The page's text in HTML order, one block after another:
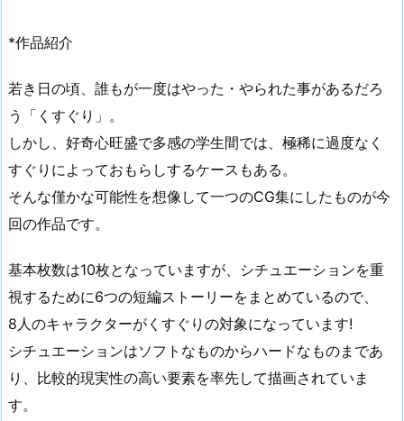
*作品紹介
若き日の頃、誰もが一度はやった・やられた事があるだろ
う「くすぐり」。
しかし、好奇心旺盛で多感の学生間では、極稀に過度なく
すぐりによっておもらしするケースもある。
そんな僅かな可能性を想像して一つのCG集にしたものが今
回の作品です。
基本枚数は10枚となっていますが、シチュエーションを重
視するために6つの短編ストーリーをまとめているので、
8人のキャラクターがくすぐりの対象になっています!
シチュエーションはソフトなものからハードなものまであ
り、比較的現実性の高い要素を率先して描画されていま
す。